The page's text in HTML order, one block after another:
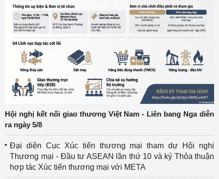
Hội nghị kết nối giao thương Việt Nam - Liên bang Nga diễn
ra ngày 5/8
Đại diện Cục Xúc tiến thương mại tham dự Hội nghị
Thương mại - Đầu tư ASEAN lần thứ 10 và ký Thỏa thuận
hợp tác Xúc tiến thương mại với META